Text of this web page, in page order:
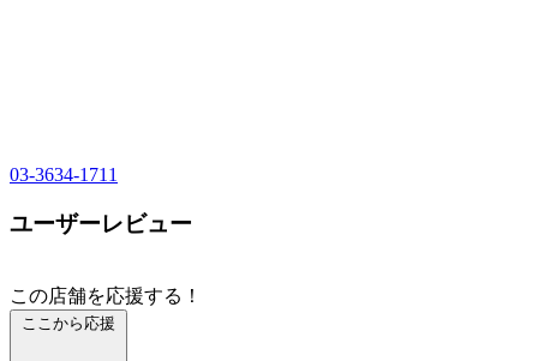
03-3634-1711
ユーザーレビュー
この店舗を応援する！
ここから応援